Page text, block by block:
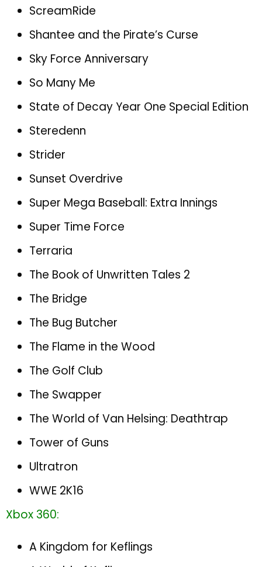
ScreamRide
Shantee and the Pirate’s Curse
Sky Force Anniversary
So Many Me
State of Decay Year One Special Edition
Steredenn
Strider
Sunset Overdrive
Super Mega Baseball: Extra Innings
Super Time Force
Terraria
The Book of Unwritten Tales 2
The Bridge
The Bug Butcher
The Flame in the Wood
The Golf Club
The Swapper
The World of Van Helsing: Deathtrap
Tower of Guns
Ultratron
WWE 2K16
Xbox 360:
A Kingdom for Keflings